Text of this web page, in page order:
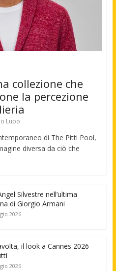
collezione che
la percezione
Lupo
di The Pitti Pool,
diversa da ciò che
Silvestre nell’ultima
di Giorgio Armani
2026
il look a Cannes 2026
2026